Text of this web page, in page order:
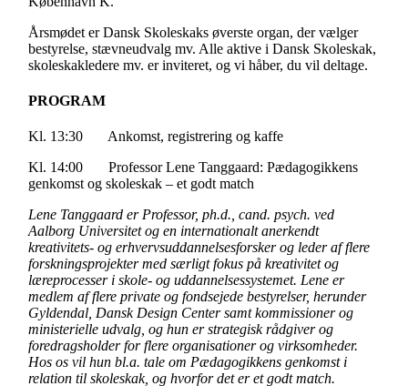
Årsmødet er Dansk Skoleskaks øverste organ, der vælger
bestyrelse, stævneudvalg mv. Alle aktive i Dansk Skoleskak,
skoleskakledere mv. er inviteret, og vi håber, du vil deltage.
PROGRAM
Kl. 13:30 Ankomst, registrering og kaffe
Kl. 14:00 Professor Lene Tanggaard: Pædagogikkens
genkomst og skoleskak – et godt match
Lene Tanggaard er Professor, ph.d., cand. psych. ved
Aalborg Universitet og en internationalt anerkendt
kreativitets- og erhvervsuddannelsesforsker og leder af flere
forskningsprojekter med særligt fokus på kreativitet og
læreprocesser i skole- og uddannelsessystemet. Lene er
medlem af flere private og fondsejede bestyrelser, herunder
Gyldendal, Dansk Design Center samt kommissioner og
ministerielle udvalg, og hun er strategisk rådgiver og
foredragsholder for flere organisationer og virksomheder.
Hos os vil hun bl.a. tale om Pædagogikkens genkomst i
relation til skoleskak, og hvorfor det er et godt match.